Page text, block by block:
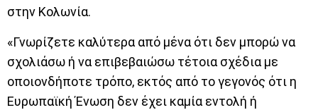
στην Κολωνία.
«Γνωρίζετε καλύτερα από μένα ότι δεν μπορώ να
σχολιάσω ή να επιβεβαιώσω τέτοια σχέδια με
οποιονδήποτε τρόπο, εκτός από το γεγονός ότι η
Ευρωπαϊκή Ένωση δεν έχει καμία εντολή ή